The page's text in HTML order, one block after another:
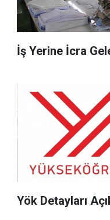
İş Yerine İcra
Yök Detayları